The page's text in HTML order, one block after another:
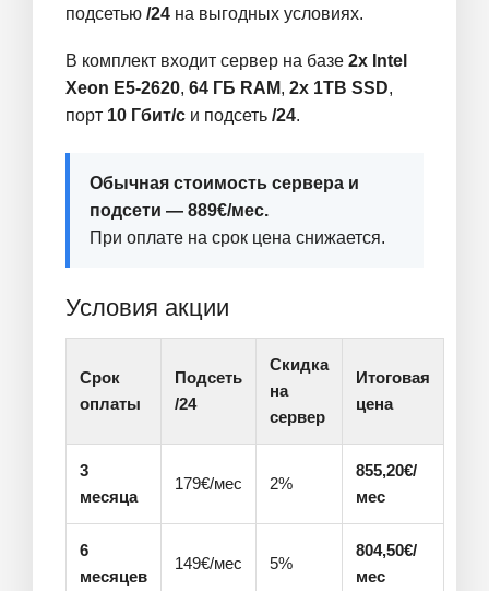
подсетью /24 на выгодных условиях.
В комплект входит сервер на базе 2x Intel
Xeon E5-2620, 64 ГБ RAM, 2x 1TB SSD,
порт 10 Гбит/с и подсеть /24.
Обычная стоимость сервера и
подсети — 889€/мес.
При оплате на срок цена снижается.
Условия акции
Срок
оплаты
Подсеть
/24
Скидка
на
сервер
Итоговая
цена
3
месяца
179€/мес 2%
855,20€/
мес
6
месяцев
149€/мес 5%
804,50€/
мес